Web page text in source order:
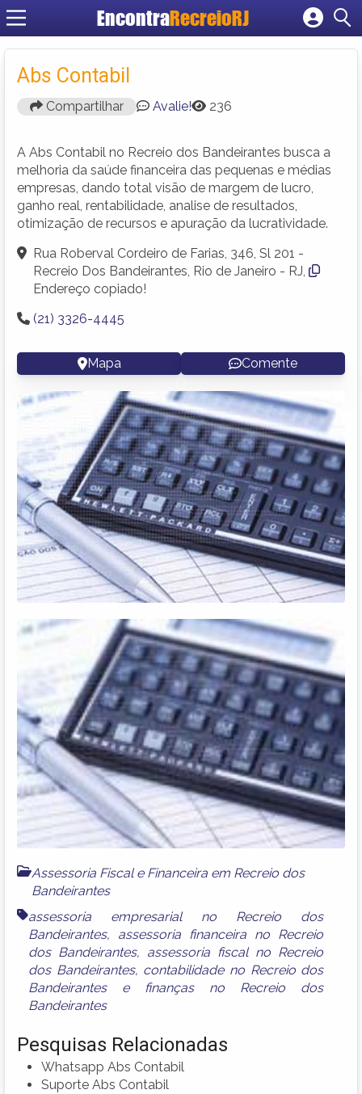
EncontraRecreioRJ
Cadastrar empresa
Abs Contabil
Compartilhar Avalie! 236
A Abs Contabil no Recreio dos Bandeirantes busca a
melhoria da saúde financeira das pequenas e médias
empresas, dando total visão de margem de lucro,
ganho real, rentabilidade, analise de resultados,
otimização de recursos e apuração da lucratividade.
Rua Roberval Cordeiro de Farias, 346, Sl 201 -
Recreio Dos Bandeirantes, Rio de Janeiro - RJ,
Endereço copiado!
(21) 3326-4445
Mapa Comente
Assessoria Fiscal e Financeira em Recreio dos
Bandeirantes
assessoria empresarial no Recreio dos
Bandeirantes, assessoria financeira no Recreio
dos Bandeirantes, assessoria fiscal no Recreio
dos Bandeirantes, contabilidade no Recreio dos
Bandeirantese finanças no Recreio dos
Bandeirantes
Pesquisas Relacionadas
Whatsapp Abs Contabil
Suporte Abs Contabil